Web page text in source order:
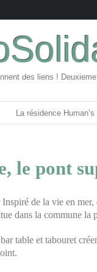
des liens !
La résidence Human’s
le pont
de la vie en
dans la commune la
table et tabouret